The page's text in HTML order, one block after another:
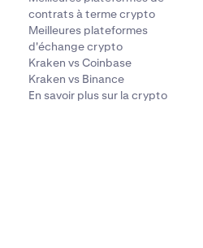
contrats à terme crypto
Meilleures plateformes
d'échange crypto
Kraken vs Coinbase
Kraken vs Binance
En savoir plus sur la crypto